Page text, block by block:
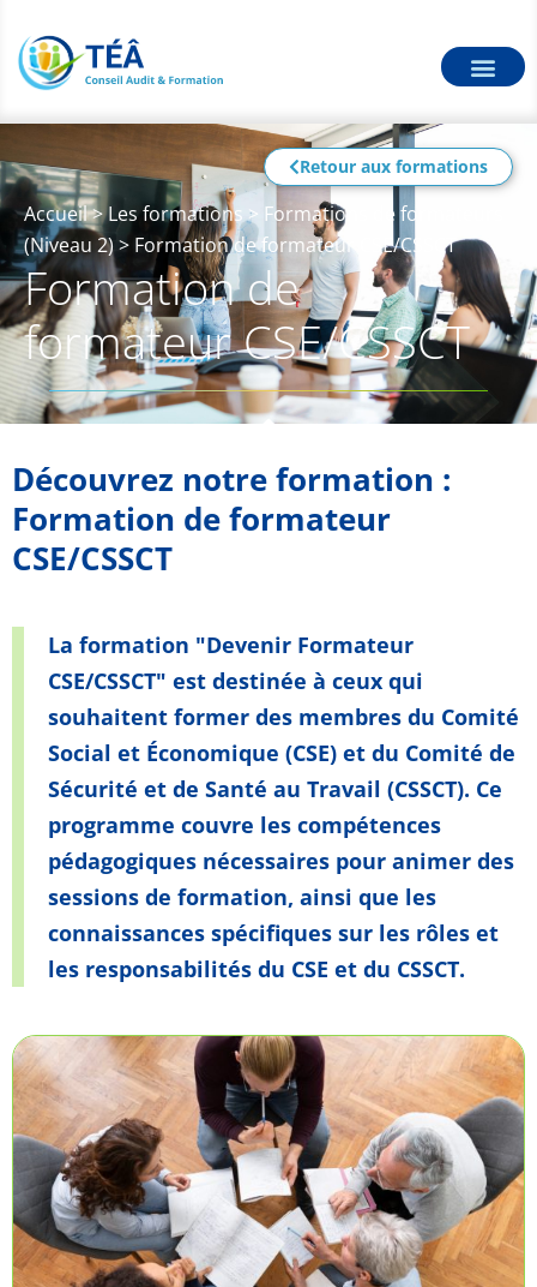
Retour aux formations
Accueil>Les formations> Formations de formateurs
(Niveau 2)> Formation de formateur CSE/CSSCT
Formation de
formateur CSE/CSSCT
Découvrez notre formation :
Formation de formateur
CSE/CSSCT
La formation "Devenir Formateur
CSE/CSSCT" est destinée à ceux qui
souhaitent former des membres du Comité
Social et Économique (CSE) et du Comité de
Sécurité et de Santé au Travail (CSSCT). Ce
programme couvre les compétences
pédagogiques nécessaires pour animer des
sessions de formation, ainsi que les
connaissances spécifiques sur les rôles et
les responsabilités du CSE et du CSSCT.